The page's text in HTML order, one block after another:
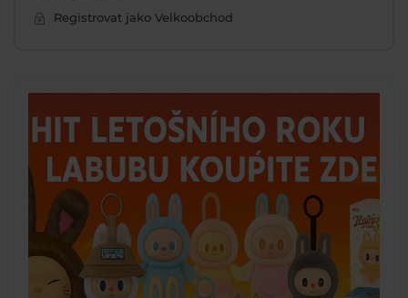
Registrovat jako Velkoobchod